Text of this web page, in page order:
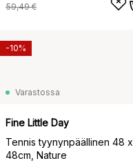
59,49 €
Varastossa
Fine Little Day
Tennis tyynynpäällinen 48 x
48cm, Nature
-10%